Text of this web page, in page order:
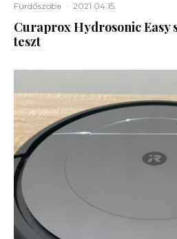
Fürdőszoba · 2021.04.15.
Curaprox Hydrosonic Easy
teszt